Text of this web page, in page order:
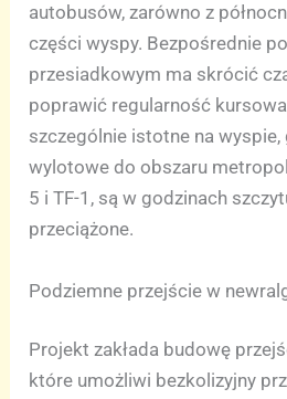
autobusów, zarówno z
części wyspy. Bezpośrednie
przesiadkowym ma skrócić
poprawić regularność
szczególnie istotne na wyspie,
wylotowe do obszaru
5 i TF-1, są w godzinach
przeciążone.
Podziemne przejście w
Projekt zakłada budowę
które umożliwi bezkolizyjny